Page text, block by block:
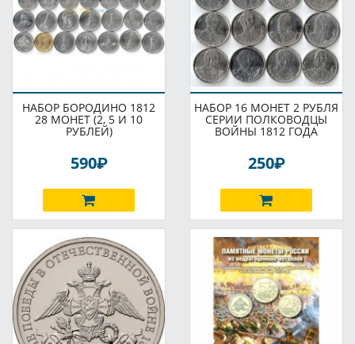
НАБОР БОРОДИНО 1812
28 МОНЕТ (2, 5 И 10
РУБЛЕЙ)
590P
НАБОР 16 МОНЕТ 2 РУБЛЯ
СЕРИИ ПОЛКОВОДЦЫ
ВОЙНЫ 1812 ГОДА
250P